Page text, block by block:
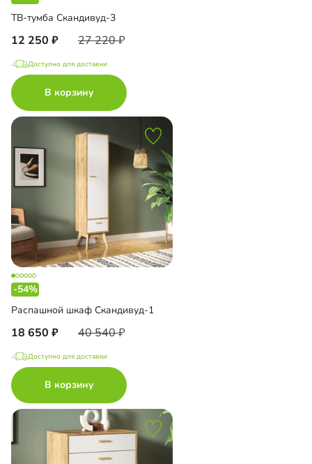
ТВ-тумба Скандивуд-3
12 250 27 220
Доступно для доставки
В корзину
-54%
Распашной шкаф Скандивуд-1
18 650 40 540
Доступно для доставки
В корзину